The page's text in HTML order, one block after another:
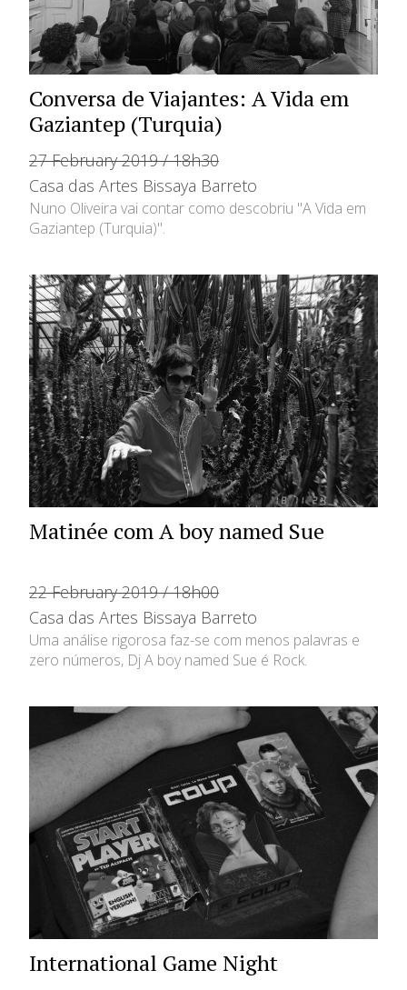
Conversa de Viajantes: A Vida em
Gaziantep (Turquia)
27 February 2019 / 18h30
Casa das Artes Bissaya Barreto
Nuno Oliveira vai contar como descobriu "A Vida em
Gaziantep (Turquia)".
Matinée com A boy named Sue
22 February 2019 / 18h00
Casa das Artes Bissaya Barreto
Uma análise rigorosa faz-se com menos palavras e
zero números, Dj A boy named Sue é Rock.
International Game Night